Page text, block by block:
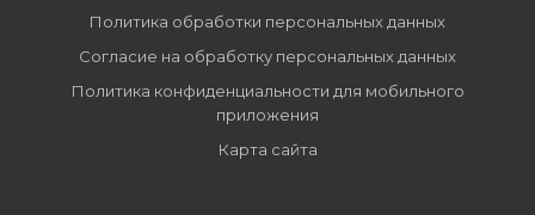
Политика обработки персональных данных
Согласие на обработку персональных данных
Политика конфиденциальности для мобильного
приложения
Карта сайта